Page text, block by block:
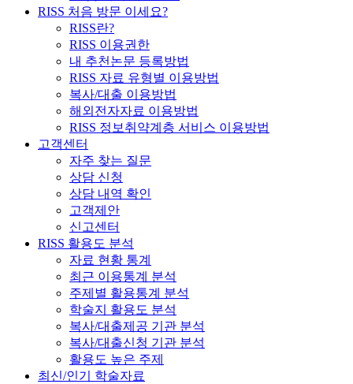
RISS 처음 방문 이세요?
RISS란?
RISS 이용권한
내 추천논문 등록방법
RISS 자료 유형별 이용방법
복사/대출 이용방법
해외전자자료 이용방법
RISS 정보취약계층 서비스 이용방법
고객센터
자주 찾는 질문
상담 신청
상담 내역 확인
고객제안
신고센터
RISS 활용도 분석
자료 현황 통계
최근 이용통계 분석
주제별 활용통계 분석
학술지 활용도 분석
복사/대출제공 기관 분석
복사/대출신청 기관 분석
활용도 높은 주제
최신/인기 학술자료